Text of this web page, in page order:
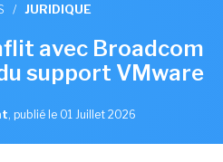
/ JURIDIQUE
avec Broadcom
support VMware
, publié le 01 Juillet 2026